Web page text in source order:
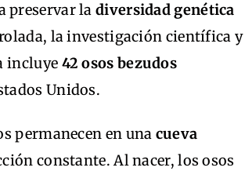
preservar la diversidad genética
la investigación científica y
incluye 42 osos bezudos
Unidos.
permanecen en una cueva
constante. Al nacer, los osos